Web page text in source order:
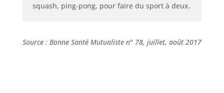
squash, ping-pong, pour faire du sport à deux.
Source : Bonne Santé Mutualiste n° 78, juillet, août 2017